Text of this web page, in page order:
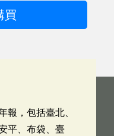
買
報，包括臺北、
平、布袋、臺